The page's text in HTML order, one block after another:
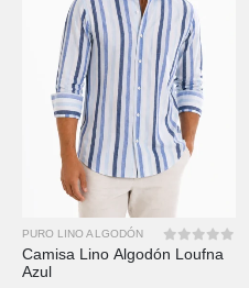
PURO LINO ALGODÓN
0 out of 5
Camisa Lino Algodón Loufna
Azul